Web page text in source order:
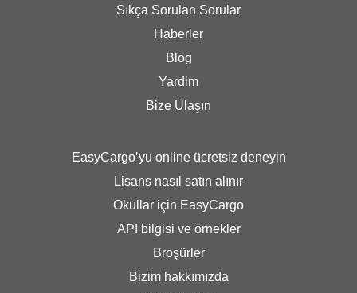
Sıkça Sorulan Sorular
Haberler
Blog
Yardim
Bize Ulaşın
EasyCargo’yu online ücretsiz deneyin
Lisans nasıl satın alınır
Okullar için EasyCargo
API bilgisi ve örnekler
Broşürler
Bizim hakkımızda